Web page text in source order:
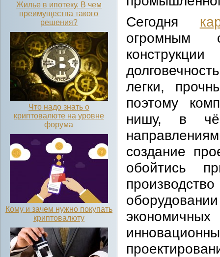
Жилье в ипотеку. В чем
преимущества такого
решения?
Что надо знать о
криптовалюте на уровне
форума
Кому и зачем нужно покупать
криптовалюту
Сегодня
огромным
легки,
поэтому
нишу, в
создание
обойтись